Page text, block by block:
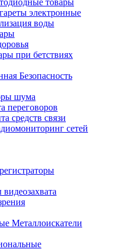
товары
электронные
воды
при бетствиях
Безопасность
шума
переговоров
средств связи
сетей
Металлоискатели